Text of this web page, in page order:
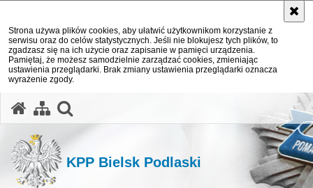
Strona używa plików cookies, aby ułatwić użytkownikom korzystanie z
serwisu oraz do celów statystycznych. Jeśli nie blokujesz tych plików, to
zgadzasz się na ich użycie oraz zapisanie w pamięci urządzenia.
Pamiętaj, że możesz samodzielnie zarządzać cookies, zmieniając
ustawienia przeglądarki. Brak zmiany ustawienia przeglądarki oznacza
wyrażenie zgody.
KPP Bielsk Podlaski